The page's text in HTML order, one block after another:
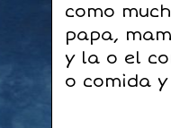
como
papa,
y la o el
o comida